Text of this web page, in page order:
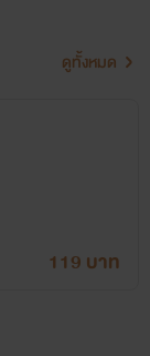
ดูทั้งหมด
119 บาท